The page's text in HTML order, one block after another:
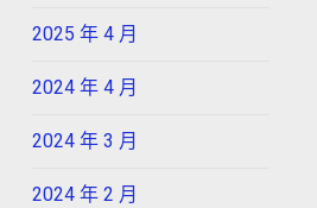
2025 年 4 月
2024 年 4 月
2024 年 3 月
2024 年 2 月